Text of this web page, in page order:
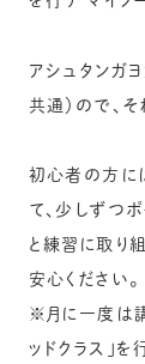
アシュタンガ
共通）ので、
初心者の方に
て、少しずつポ
と練習に取 り
安心ください。
※月に一度は
ッドクラス」を